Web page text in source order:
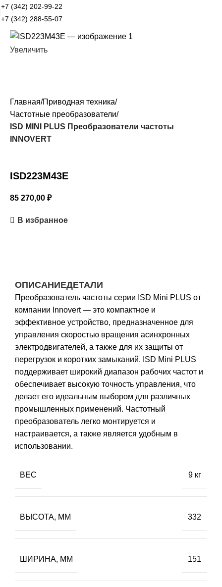
+7 (342) 202-99-22
+7 (342) 288-55-07
Увеличить
Главная Приводная техника
Частотные преобразователи
ISD MINI PLUS Преобразователи частоты
INNOVERT
ISD223M43E
85 270,00 ₽
В избранное
ОПИСАНИЕДЕТАЛИ
Преобразователь частоты серии ISD Mini PLUS от
компании Innovert — это компактное и
эффективное устройство, предназначенное для
управления скоростью вращения асинхронных
электродвигателей, а также для их защиты от
перегрузок и коротких замыканий. ISD Mini PLUS
поддерживает широкий диапазон рабочих частот и
обеспечивает высокую точность управления, что
делает его идеальным выбором для различных
промышленных применений. Частотный
преобразователь легко монтируется и
настраивается, а также является удобным в
использовании.
ВЕС 9 кг
ВЫСОТА, ММ 332
ШИРИНА, ММ 151